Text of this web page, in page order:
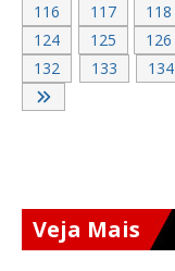
116
117 118
124
125 126
132
133 134
Veja Mais